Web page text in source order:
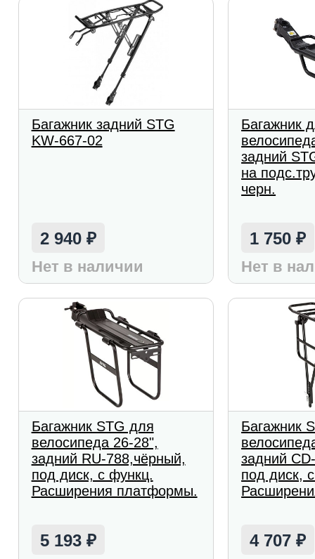
Багажник задний STG
KW-667-02
2 940 ₽
Нет в наличии
Багажник
задний
на
черн.
1 750₽
Нет в
Багажник STG для
велосипеда 26-28",
задний RU-788,чёрный,
под диск, с функц.
Расширения платформы.
5 193 ₽
Багажник
задний
под диск,
4 707₽